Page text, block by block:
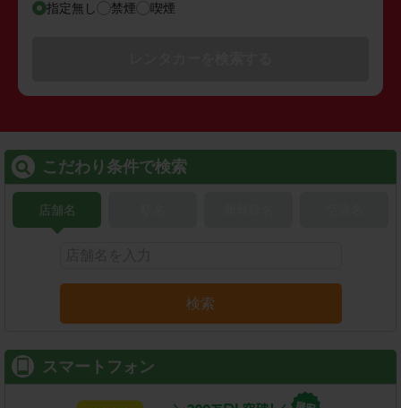
指定無し 禁煙 喫煙
こだわり条件で検索
店舗名
検索
スマートフォン